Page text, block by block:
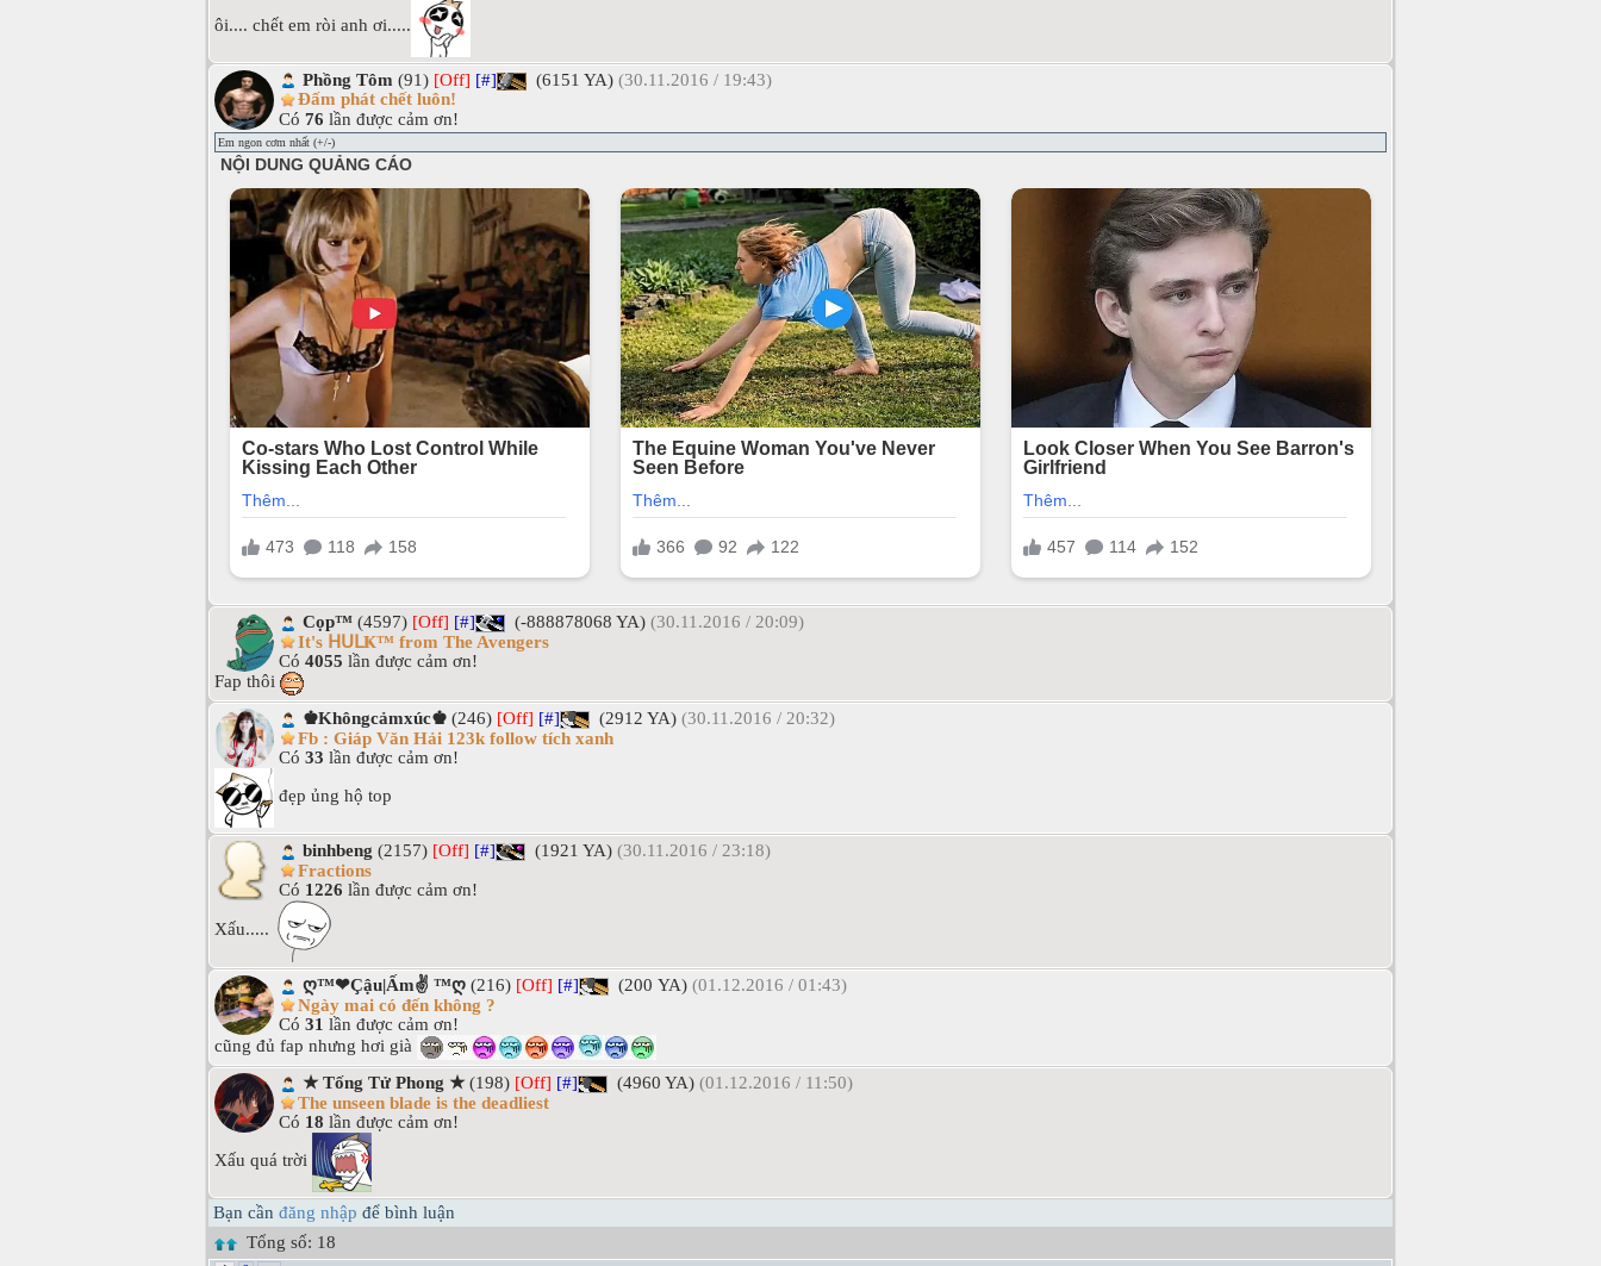
ôi.... chết em ròi anh ơi.....
Phồng Tôm (91) [Off] [#] (6151 YA) (30.11.2016 / 19:43)
Đấm phát chết luôn!
Có 76 lần được cảm ơn!
Em ngon cơm nhất (+/-)
Cọp™ (4597) [Off] [#] (-888878068 YA) (30.11.2016 / 20:09)
It's ᕼᑌᒪҜ™ from The Avengers
Có 4055 lần được cảm ơn!
Fap thôi
♚Khôngcảmxúc♚ (246) [Off] [#] (2912 YA) (30.11.2016 / 20:32)
Fb : Giáp Văn Hải 123k follow tích xanh
Có 33 lần được cảm ơn!
đẹp ủng hộ top
binhbeng (2157) [Off] [#] (1921 YA) (30.11.2016 / 23:18)
Fractions
Có 1226 lần được cảm ơn!
Xấu.....
ღ™❤Çậu|Ấm✌ ™ღ (216) [Off] [#] (200 YA) (01.12.2016 / 01:43)
Ngày mai có đến không ?
Có 31 lần được cảm ơn!
cũng đủ fap nhưng hơi già
★ Tống Tử Phong ★(198) [Off] [#] (4960 YA) (01.12.2016 / 11:50)
The unseen blade is the deadliest
Có 18 lần được cảm ơn!
Xấu quá trời
Bạn cần đăng nhập để bình luận
Tổng số: 18